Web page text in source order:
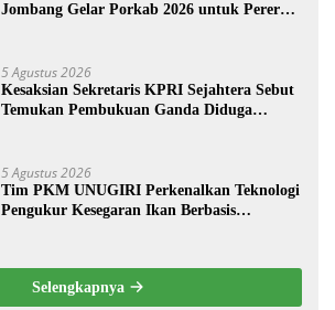
Jombang Gelar Porkab 2026 untuk Pererat
5 Agustus 2026
Kesaksian Sekretaris KPRI Sejahtera Sebut
Temukan Pembukuan Ganda Diduga
5 Agustus 2026
Tim PKM UNUGIRI Perkenalkan Teknologi
Pengukur Kesegaran Ikan Berbasis
Selengkapnya